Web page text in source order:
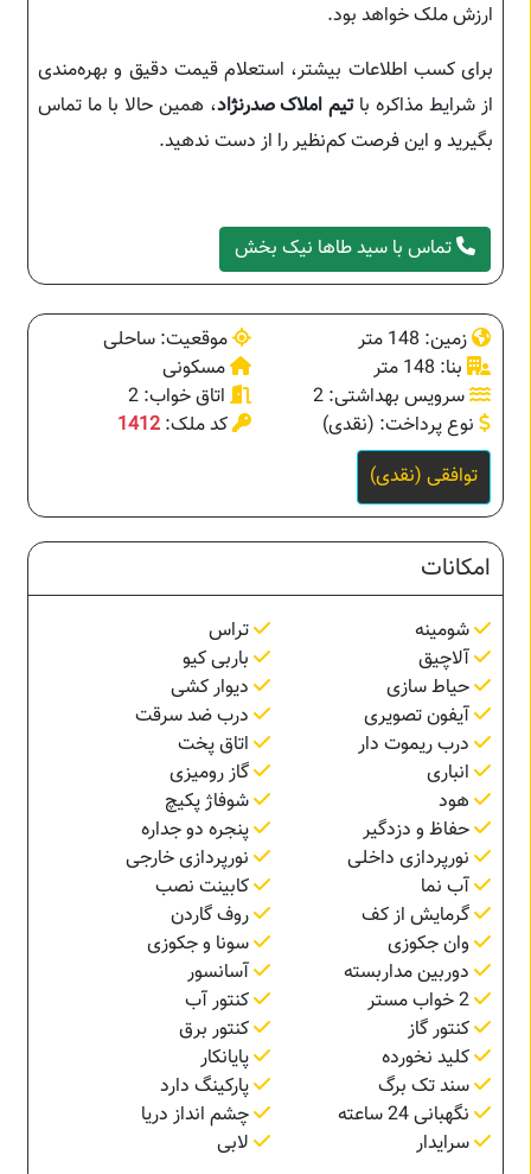
ارزش ملک خواهد بود.
برای کسب اطلاعات بیشتر، استعلام قیمت دقیق و بهره‌مندی
از شرایط مذاکره باتیم املاک صدرنژاد، همین حالا با ما تماس
بگیرید و این فرصت کم‌نظیر را از دست ندهید.
تماس با سید طاها نیک بخش
زمین: 148 متر
موقعیت: ساحلی
بنا: 148 متر
مسکونی
سرویس بهداشتی: 2
اتاق خواب: 2
نوع پرداخت: (نقدی)
کد ملک: 1412
توافقی (نقدی)
امکانات
شومینه
تراس
آلاچیق
باربی کیو
حیاط سازی
دیوار کشی
آیفون تصویری
درب ضد سرقت
درب ریموت دار
اتاق پخت
انباری
گاز رومیزی
هود
شوفاژ پکیچ
حفاظ و دزدگیر
پنجره دو جداره
نورپردازی داخلی
نورپردازی خارجی
آب نما
کابینت نصب
گرمایش از کف
روف گاردن
وان جکوزی
سونا و جکوزی
دوربین مداربسته
آسانسور
کنتور آب
کنتور گاز
کنتور برق
کلید نخورده
پایانکار
سند تک برگ
پارکینگ دارد
نگهبانی 24 ساعته
چشم انداز دریا
سرایدار
لابی